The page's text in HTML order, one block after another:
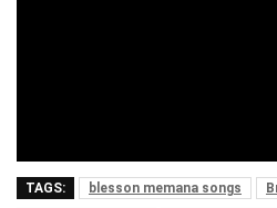
TAGS: blesson memana songs